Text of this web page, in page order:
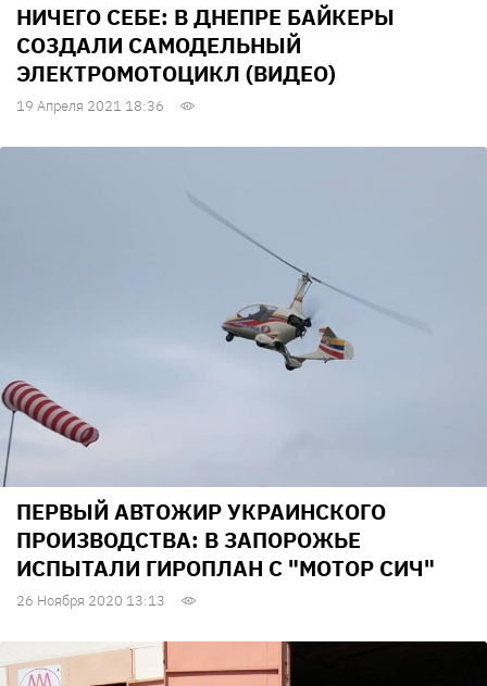
НИЧЕГО СЕБЕ: В ДНЕПРЕ БАЙКЕРЫ
СОЗДАЛИ САМОДЕЛЬНЫЙ
ЭЛЕКТРОМОТОЦИКЛ (ВИДЕО)
19 Апреля 2021 18:36
ПЕРВЫЙ АВТОЖИР УКРАИНСКОГО
ПРОИЗВОДСТВА: В ЗАПОРОЖЬЕ
ИСПЫТАЛИ ГИРОПЛАН С "МОТОР СИЧ"
26 Ноября 2020 13:13